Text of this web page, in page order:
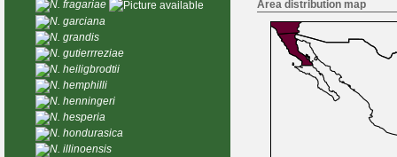
Area distribution map
N. fragariae
N. garciana
N. grandis
N. gutierrreziae
N. heiligbrodtii
N. hemphilli
N. henningeri
N. hesperia
N. hondurasica
N. illinoensis